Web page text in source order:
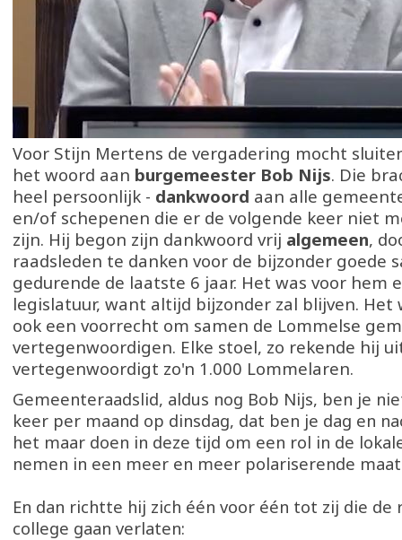
Voor Stijn Mertens de vergadering mocht
het woord aan burgemeester Bob Nijs. Die
heel persoonlijk - dankwoord aan alle
en/of schepenen die er de volgende keer niet
zijn. Hij begon zijn dankwoord vrij algemeen,
raadsleden te danken voor de bijzonder goede
gedurende de laatste 6 jaar. Het was voor hem
legislatuur, want altijd bijzonder zal blijven. Het
ook een voorrecht om samen de Lommelse
vertegenwoordigen. Elke stoel, zo rekende hij
vertegenwoordigt zo'n 1.000 Lommelaren.
Gemeenteraadslid, aldus nog Bob Nijs, ben je
keer per maand op dinsdag, dat ben je dag en
het maar doen in deze tijd om een rol in de
nemen in een meer en meer polariserende
En dan richtte hij zich één voor één tot zij die de
college gaan verlaten: